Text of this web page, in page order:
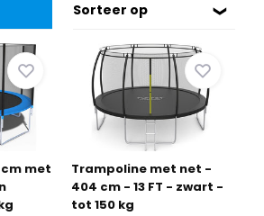
Sorteer op
met
Trampoline met net -
404 cm - 13 FT - zwart -
tot 150 kg